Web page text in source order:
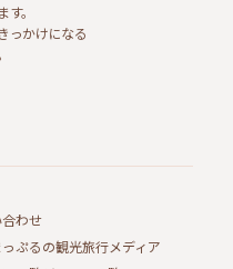
。
っかけになる
わせ
っぷるの観光旅行メディア